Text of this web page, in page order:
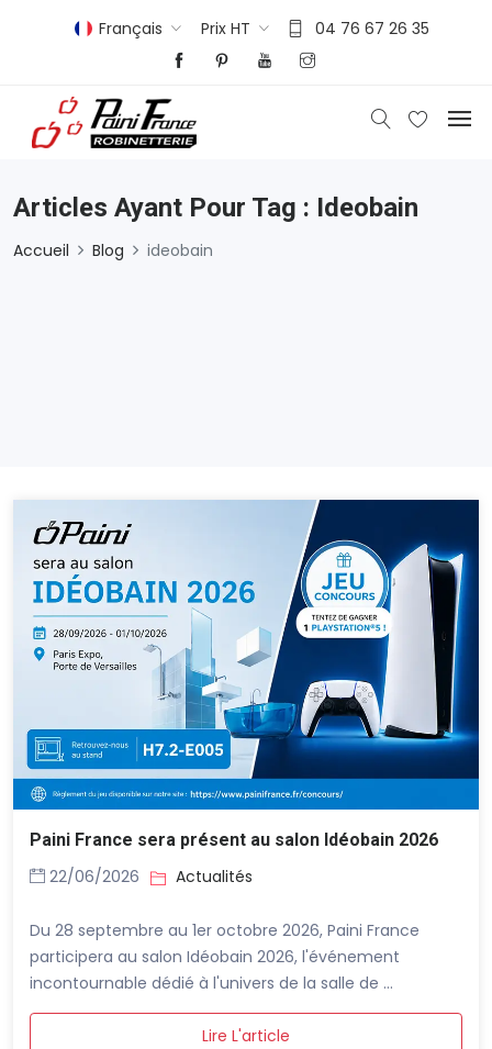
Français Prix HT 04 76 67 26 35
Articles Ayant Pour Tag : Ideobain
Accueil Blog ideobain
Paini France sera présent au salon Idéobain 2026
22/06/2026 Actualités
Du 28 septembre au 1er octobre 2026, Paini France
participera au salon Idéobain 2026, l'événement
incontournable dédié à l'univers de la salle de ...
Lire L'article